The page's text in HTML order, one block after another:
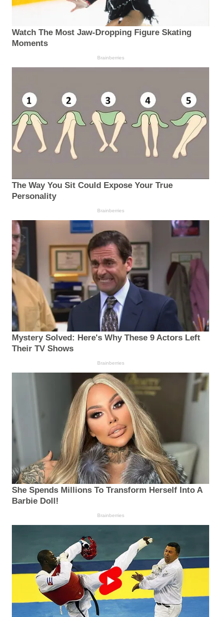
Watch The Most Jaw‑Dropping Figure Skating
Moments
Brainberries
The Way You Sit Could Expose Your True
Personality
Brainberries
Mystery Solved: Here's Why These 9 Actors Left
Their TV Shows
Brainberries
She Spends Millions To Transform Herself Into A
Barbie Doll!
Brainberries